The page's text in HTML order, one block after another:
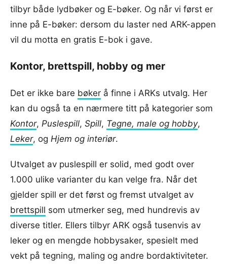
tilbyr både lydbøker og E-bøker. Og når vi først er
inne på E-bøker: dersom du laster ned ARK-appen
vil du motta en gratis E-bok i gave.
Kontor, brettspill, hobby og mer
Det er ikke bare bøker å finne i ARKs utvalg. Her
kan du også ta en nærmere titt på kategorier som
Kontor, Puslespill, Spill, Tegne, male og hobby,
Leker, og Hjem og interiør.
Utvalget av puslespill er solid, med godt over
1.000 ulike varianter du kan velge fra. Når det
gjelder spill er det først og fremst utvalget av
brettspill som utmerker seg, med hundrevis av
diverse titler. Ellers tilbyr ARK også tusenvis av
leker og en mengde hobbysaker, spesielt med
vekt på tegning, maling og andre bordaktiviteter.